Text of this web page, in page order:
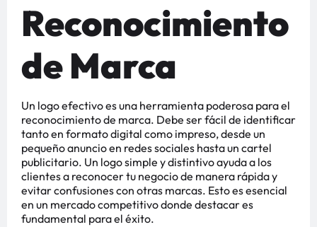
Reconocimiento
de Marca
Un logo efectivo es una herramienta poderosa para el
reconocimiento de marca. Debe ser fácil de identificar
tanto en formato digital como impreso, desde un
pequeño anuncio en redes sociales hasta un cartel
publicitario. Un logo simple y distintivo ayuda a los
clientes a reconocer tu negocio de manera rápida y
evitar confusiones con otras marcas. Esto es esencial
en un mercado competitivo donde destacar es
fundamental para el éxito​​​​.